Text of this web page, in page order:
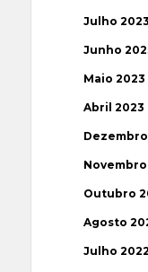
Julho 2023
Junho
Maio 2023
Abril 2023
Novembro
Outubro
Agosto
Julho 2022